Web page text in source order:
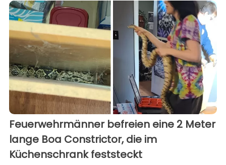
Feuerwehrmänner befreien eine 2 Meter
lange Boa Constrictor, die im
Küchenschrank feststeckt